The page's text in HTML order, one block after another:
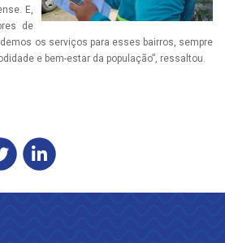
E,
de
os serviços para esses bairros, sempre
e bem-estar da população”, ressaltou.